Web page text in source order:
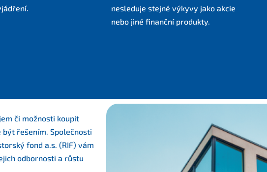
nesleduje stejné výkyvy jako akcie
nebo jiné finanční produkty.
či možnosti koupit
řešením. Společnosti
fond a.s. (RIF) vám
odbornosti a růstu